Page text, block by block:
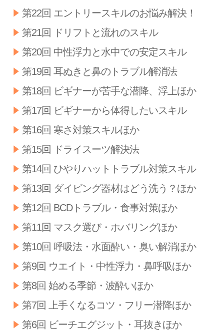
第22回 エントリースキルのお悩み解決！
第21回 ドリフトと流れのスキル
第20回 中性浮力と水中での安定スキル
第19回 耳ぬきと鼻のトラブル解消法
第18回 ビギナーが苦手な潜降、浮上ほか
第17回 ビギナーから体得したいスキル
第16回 寒さ対策スキルほか
第15回 ドライスーツ解決法
第14回 ひやりハットトラブル対策スキル
第13回 ダイビング器材はどう洗う？ほか
第12回 BCDトラブル・食事対策ほか
第11回 マスク選び・ホバリングほか
第10回 呼吸法・水面酔い・臭い解消ほか
第9回 ウエイト・中性浮力・鼻呼吸ほか
第8回 始める季節・波酔いほか
第7回 上手くなるコツ・フリー潜降ほか
第6回 ビーチエグジット・耳抜きほか